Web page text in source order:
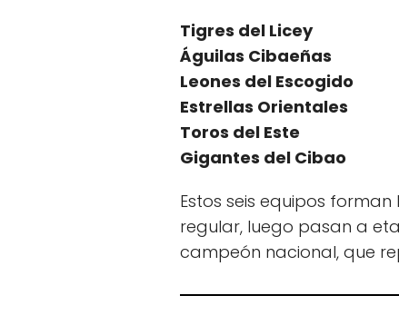
Tigres del Licey
Águilas Cibaeñas
Leones del Escogido
Estrellas Orientales
Toros del Este
Gigantes del Cibao
Estos seis equipos
regular, luego pasan a
campeón nacional, que